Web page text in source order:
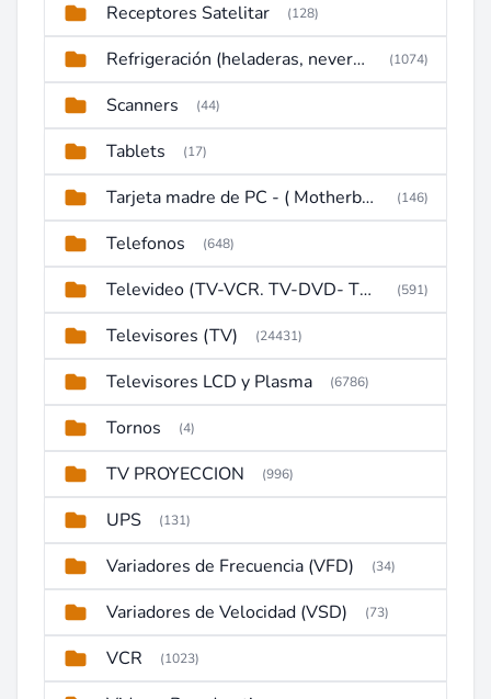
Receptores Satelitar (128)
Refrigeración (heladeras, neveras, congeladores) (1074)
Scanners (44)
Tablets (17)
Tarjeta madre de PC - ( Motherboard ) (146)
Telefonos (648)
Televideo (TV-VCR. TV-DVD- TV-DVD-VCR) (591)
Televisores (TV) (24431)
Televisores LCD y Plasma (6786)
Tornos (4)
TV PROYECCION (996)
UPS (131)
Variadores de Frecuencia (VFD) (34)
Variadores de Velocidad (VSD) (73)
VCR (1023)